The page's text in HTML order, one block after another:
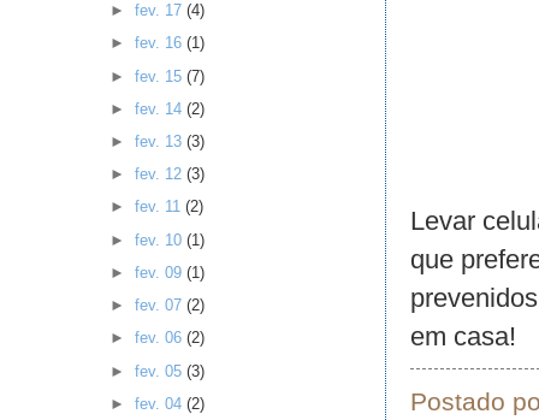
Levar
que
em casa!
Postado
► fev. 17 (4)
► fev. 16 (1)
► fev. 15 (7)
► fev. 14 (2)
► fev. 13 (3)
► fev. 12 (3)
► fev. 11 (2)
► fev. 10 (1)
► fev. 09 (1)
► fev. 07 (2)
► fev. 06 (2)
► fev. 05 (3)
► fev. 04 (2)